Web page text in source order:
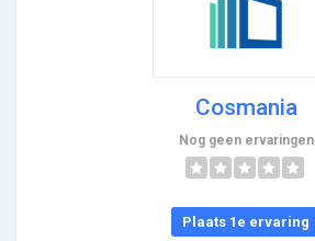
Cosmania
Nog geen ervaringen
Plaats 1e ervaring